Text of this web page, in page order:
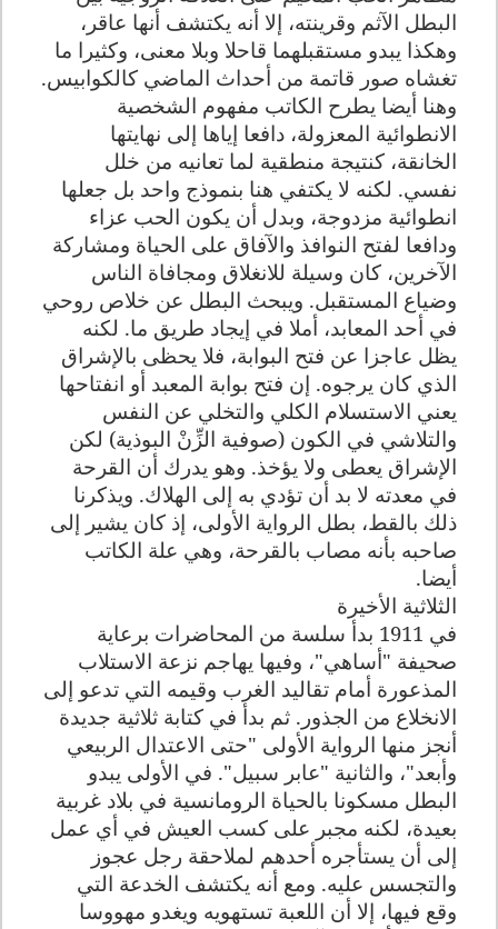
البطل الآثم وقرينته، إلا أنه يكتشف أنها عاقر،
وهكذا يبدو مستقبلهما قاحلا وبلا معنى، وكثيرا ما
تغشاه صور قاتمة من أحداث الماضي كالكوابيس.
وهنا أيضا يطرح الكاتب مفهوم الشخصية
الانطوائية المعزولة، دافعا إياها إلى نهايتها
الخانقة، كنتيجة منطقية لما تعانيه من خلل
نفسي. لكنه لا يكتفي هنا بنموذج واحد بل جعلها
انطوائية مزدوجة، وبدل أن يكون الحب عزاء
ودافعا لفتح النوافذ والآفاق على الحياة ومشاركة
الآخرين، كان وسيلة للانغلاق ومجافاة الناس
وضياع المستقبل. ويبحث البطل عن خلاص روحي
في أحد المعابد، أملا في إيجاد طريق ما. لكنه
يظل عاجزا عن فتح البوابة، فلا يحظى بالإشراق
الذي كان يرجوه. إن فتح بوابة المعبد أو انفتاحها
يعني الاستسلام الكلي والتخلي عن النفس
والتلاشي في الكون (صوفية الزِّنْ البوذية) لكن
الإشراق يعطى ولا يؤخذ. وهو يدرك أن القرحة
في معدته لا بد أن تؤدي به إلى الهلاك. ويذكرنا
ذلك بالقط، بطل الرواية الأولى، إذ كان يشير إلى
صاحبه بأنه مصاب بالقرحة، وهي علة الكاتب
أيضا.
الثلاثية الأخيرة
في 1911 بدأ سلسة من المحاضرات برعاية
صحيفة "أساهي"، وفيها يهاجم نزعة الاستلاب
المذعورة أمام تقاليد الغرب وقيمه التي تدعو إلى
الانخلاع من الجذور. ثم بدأ في كتابة ثلاثية جديدة
أنجز منها الرواية الأولى "حتى الاعتدال الربيعي
وأبعد"، والثانية "عابر سبيل". في الأولى يبدو
البطل مسكونا بالحياة الرومانسية في بلاد غربية
بعيدة، لكنه مجبر على كسب العيش في أي عمل
إلى أن يستأجره أحدهم لملاحقة رجل عجوز
والتجسس عليه. ومع أنه يكتشف الخدعة التي
وقع فيها، إلا أن اللعبة تستهويه ويغدو مهووسا